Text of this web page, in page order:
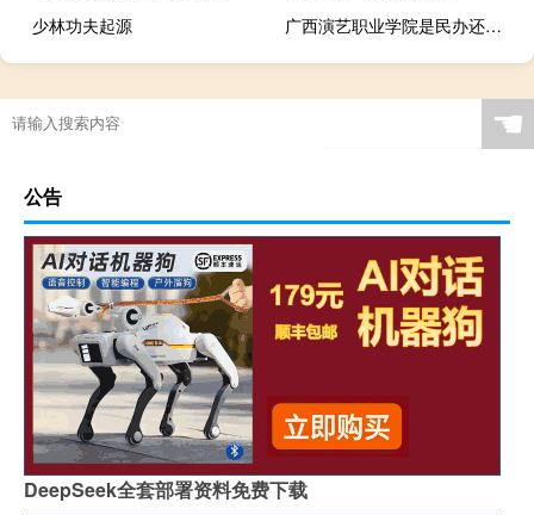
少林功夫起源
广西演艺职业学院是民办还是公办
☚
公告
DeepSeek全套部署资料免费下载